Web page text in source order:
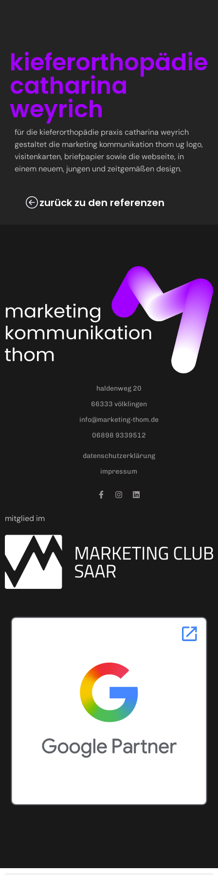
kieferorthopädie
catharina
weyrich
für die kieferorthopädie praxis catharina weyrich
gestaltet die marketing kommunikation thom ug logo,
visitenkarten, briefpapier sowie die webseite, in
einem neuem, jungen und zeitgemäßen design.
zurück zu den referenzen
haldenweg 20
66333 völklingen
info@marketing-thom.de
06898 9339512
datenschutzerklärung
impressum
mitglied im